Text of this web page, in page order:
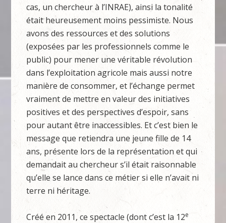
cas, un chercheur à l’INRAE), ainsi la tonalité
était heureusement moins pessimiste. Nous
avons des ressources et des solutions
(exposées par les professionnels comme le
public) pour mener une véritable révolution
dans l’exploitation agricole mais aussi notre
manière de consommer, et l’échange permet
vraiment de mettre en valeur des initiatives
positives et des perspectives d’espoir, sans
pour autant être inaccessibles. Et c’est bien le
message que retiendra une jeune fille de 14
ans, présente lors de la représentation et qui
demandait au chercheur s’il était raisonnable
qu’elle se lance dans ce métier si elle n’avait ni
terre ni héritage.
Créé en 2011, ce spectacle (dont c’est la 12e